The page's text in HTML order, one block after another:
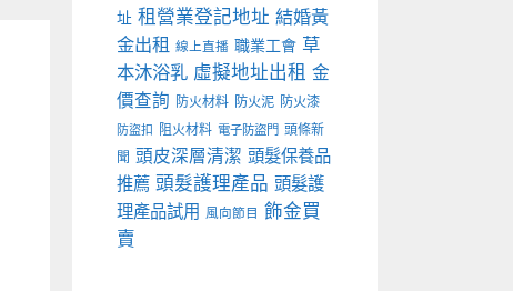
址 租營業登記地址 結婚黃
金出租 線上直播 職業工會 草
本沐浴乳 虛擬地址出租 金
價查詢 防火材料 防火泥 防火漆
防盜扣 阻火材料 電子防盜門 頭條新
聞 頭皮深層清潔 頭髮保養品
推薦 頭髮護理產品 頭髮護
理產品試用 風向節目 飾金買
賣